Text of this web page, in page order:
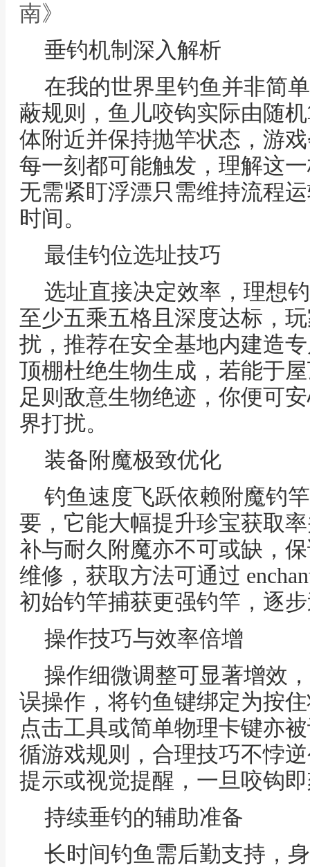
南》
垂钓机制深入解析
在我的世界里钓鱼并非简
蔽规则，鱼儿咬钩实际由随
体附近并保持抛竿状态，游
每一刻都可能触发，理解这
无需紧盯浮漂只需维持流程
时间。
最佳钓位选址技巧
选址直接决定效率，理想
至少五乘五格且深度达标，
扰，推荐在安全基地内建造
顶棚杜绝生物生成，若能于
足则敌意生物绝迹，你便可
界打扰。
装备附魔极致优化
钓鱼速度飞跃依赖附魔钓
要，它能大幅提升珍宝获取
补与耐久附魔亦不可或缺，
维修，获取方法可通过
初始钓竿捕获更强钓竿，逐
操作技巧与效率倍增
操作细微调整可显著增效
误操作，将钓鱼键绑定为按
点击工具或简单物理卡键亦
循游戏规则，合理技巧不悖
提示或视觉提醒，一旦咬钩
持续垂钓的辅助准备
长时间钓鱼需后勤支持，